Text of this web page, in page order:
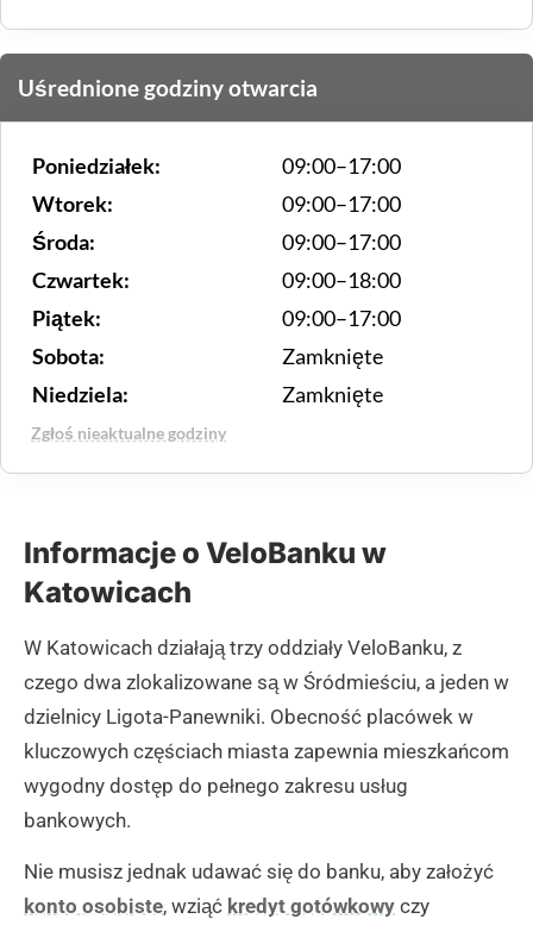
Uśrednione godziny otwarcia
Poniedziałek:
09:00–17:00
Wtorek:
09:00–17:00
Środa:
09:00–17:00
Czwartek:
09:00–18:00
Piątek:
09:00–17:00
Sobota:
Zamknięte
Niedziela:
Zamknięte
Zgłoś nieaktualne godziny
Informacje o VeloBanku w
Katowicach
W Katowicach działają trzy oddziały VeloBanku, z
czego dwa zlokalizowane są w Śródmieściu, a jeden w
dzielnicy Ligota-Panewniki. Obecność placówek w
kluczowych częściach miasta zapewnia mieszkańcom
wygodny dostęp do pełnego zakresu usług
bankowych.
Nie musisz jednak udawać się do banku, aby założyć
konto osobiste, wziąć kredyt gotówkowy czy